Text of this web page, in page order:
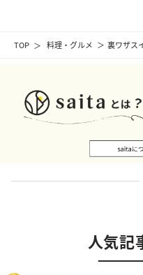
TOP 料理・グルメ 裏ワザス
人気記